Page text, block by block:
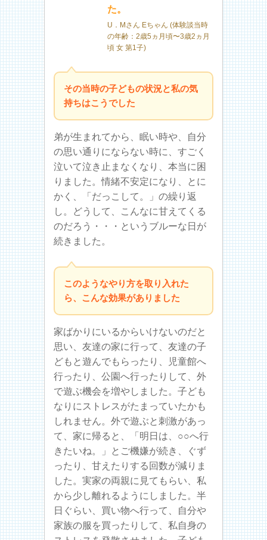
た。
U．Mさん Eちゃん (体験談当時
の年齢：2歳5ヵ月頃〜3歳2ヵ月
頃 女 第1子)
その当時の子どもの状況と私の気
持ちはこうでした
弟が生まれてから、眠い時や、自分
の思い通りにならない時に、すごく
泣いて泣き止まなくなり、本当に困
りました。情緒不安定になり、とに
かく、「だっこして。」の繰り返
し。どうして、こんなに甘えてくる
のだろう・・・というブルーな日が
続きました。
このようなやり方を取り入れた
ら、こんな効果がありました
家ばかりにいるからいけないのだと
思い、友達の家に行って、友達の子
どもと遊んでもらったり、児童館へ
行ったり、公園へ行ったりして、外
で遊ぶ機会を増やしました。子ども
なりにストレスがたまっていたかも
しれません。外で遊ぶと刺激があっ
て、家に帰ると、「明日は、○○へ行
きたいね。」とご機嫌が続き、ぐず
ったり、甘えたりする回数が減りま
した。実家の両親に見てもらい、私
から少し離れるようにしました。半
日ぐらい、買い物へ行って、自分や
家族の服を買ったりして、私自身の